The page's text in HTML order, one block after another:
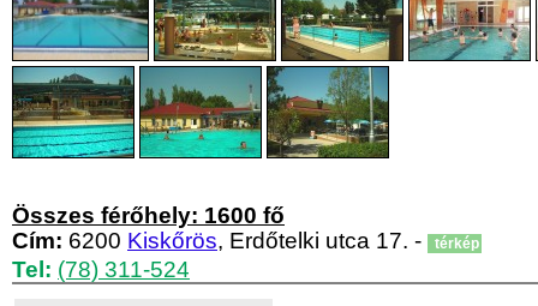
Összes férőhely: 1600 fő
Cím: 6200 Kiskőrös, Erdőtelki utca 17. - térkép
Tel: (78) 311-524